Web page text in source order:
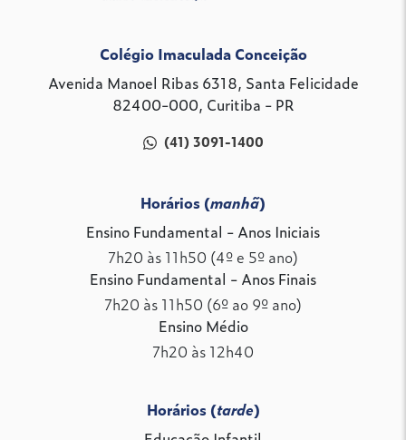
Colégio Imaculada Conceição
Avenida Manoel Ribas 6318, Santa Felicidade
82400-000, Curitiba - PR
(41) 3091-1400
Horários (manhã)
Ensino Fundamental - Anos Iniciais
7h20 às 11h50 (4º e 5º ano)
Ensino Fundamental - Anos Finais
7h20 às 11h50 (6º ao 9º ano)
Ensino Médio
7h20 às 12h40
Horários (tarde)